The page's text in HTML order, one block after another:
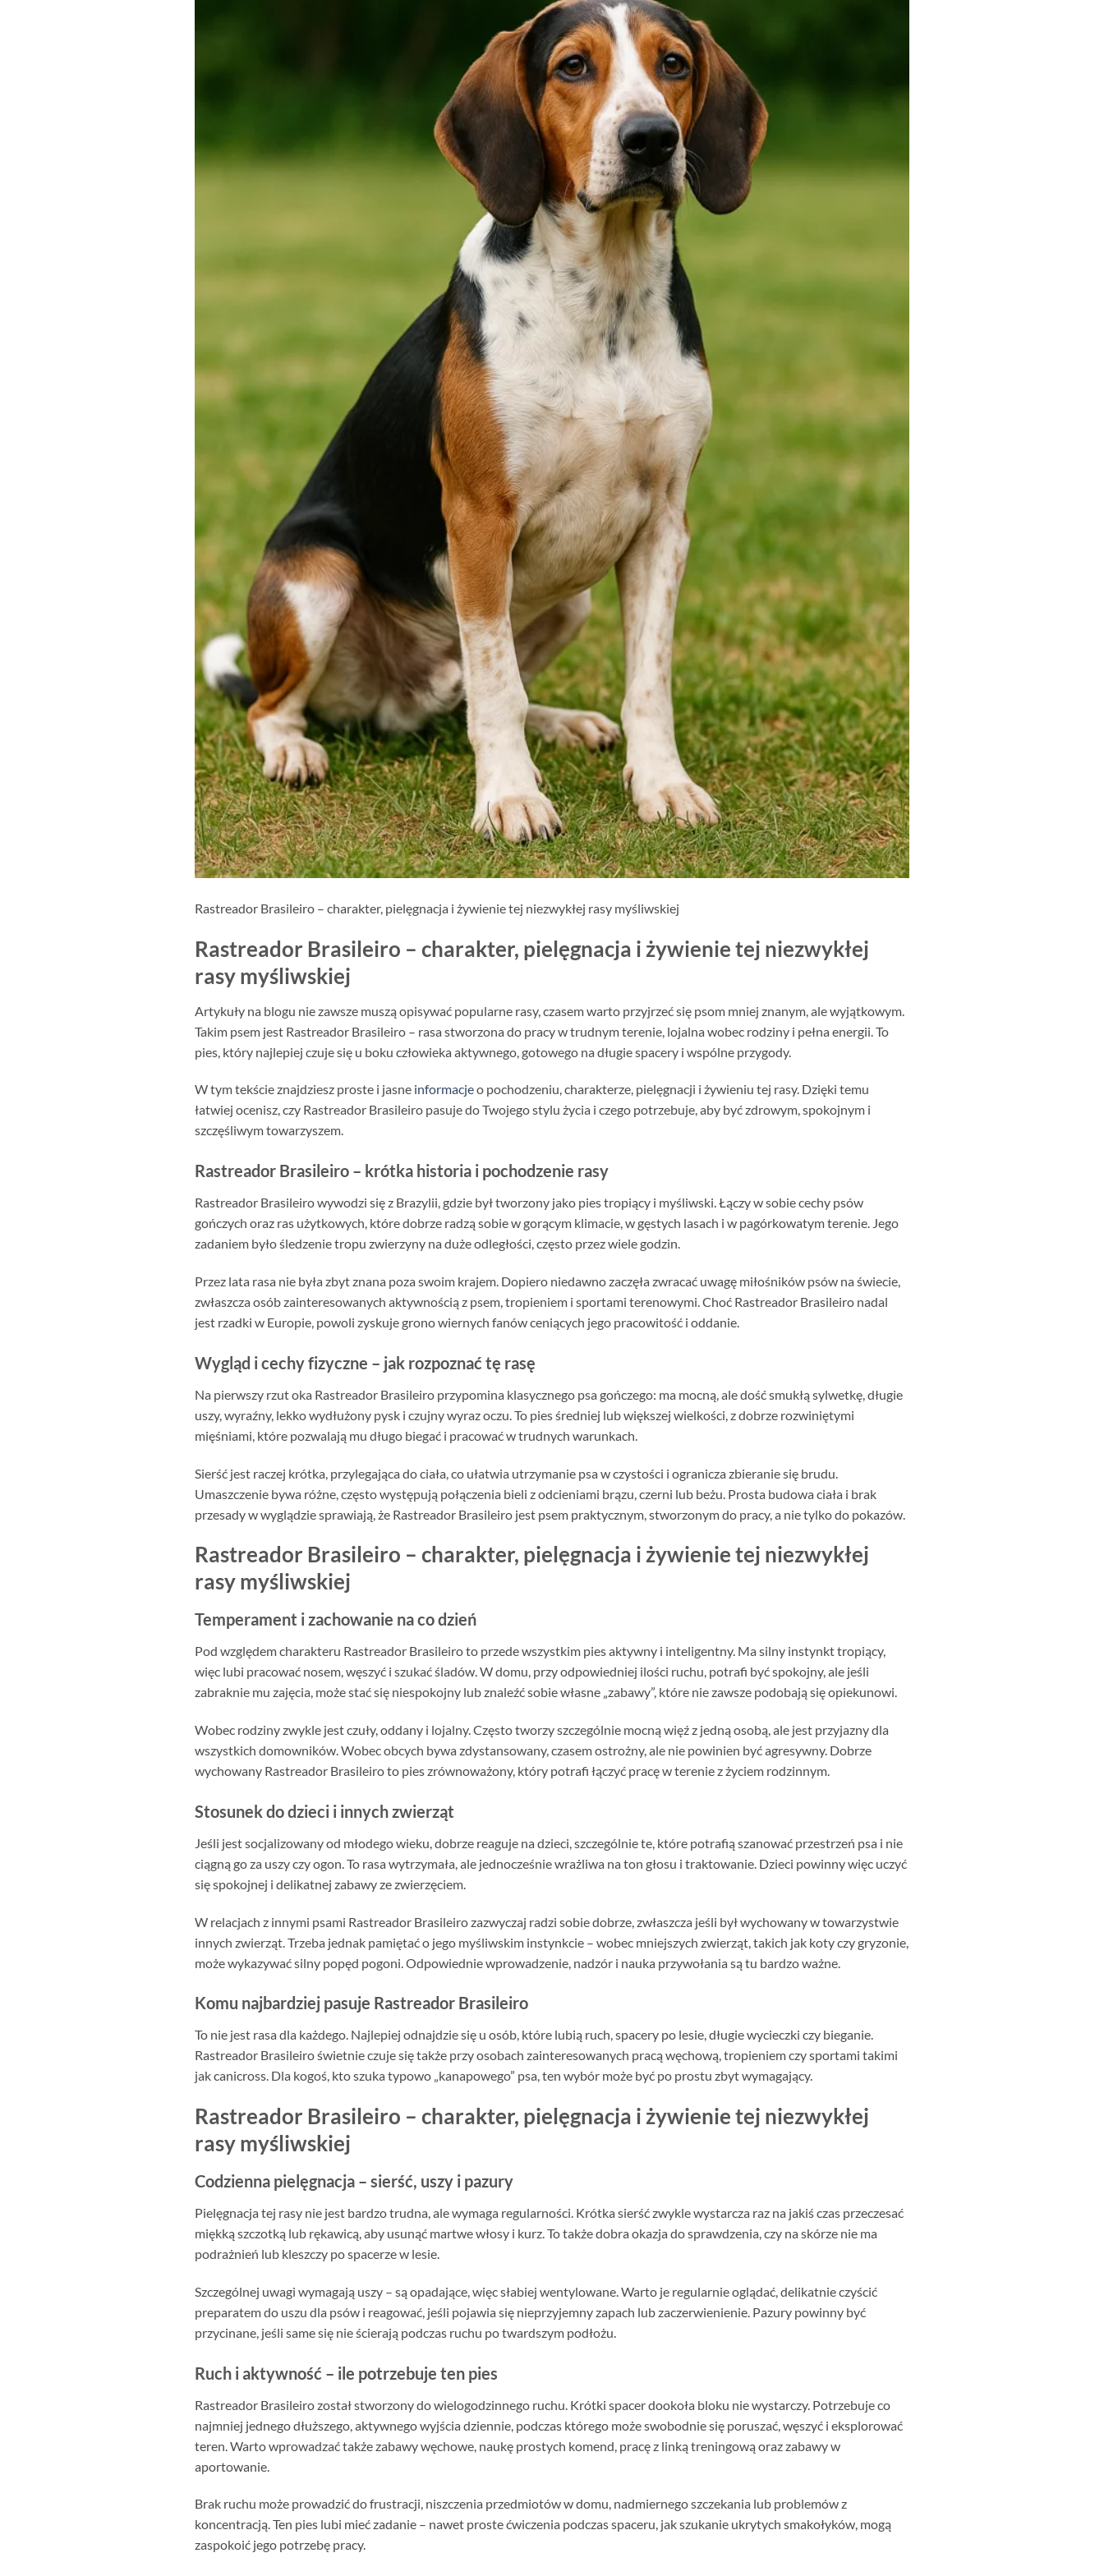
Rastreador Brasileiro – charakter, pielęgnacja i żywienie tej niezwykłej rasy myśliwskiej
Rastreador Brasileiro – charakter, pielęgnacja i żywienie tej niezwykłej
rasy myśliwskiej
Artykuły na blogu nie zawsze muszą opisywać popularne rasy, czasem warto przyjrzeć się psom mniej znanym, ale wyjątkowym.
Takim psem jest Rastreador Brasileiro – rasa stworzona do pracy w trudnym terenie, lojalna wobec rodziny i pełna energii. To
pies, który najlepiej czuje się u boku człowieka aktywnego, gotowego na długie spacery i wspólne przygody.
W tym tekście znajdziesz proste i jasne informacjeo pochodzeniu, charakterze, pielęgnacji i żywieniu tej rasy. Dzięki temu
łatwiej ocenisz, czy Rastreador Brasileiro pasuje do Twojego stylu życia i czego potrzebuje, aby być zdrowym, spokojnym i
szczęśliwym towarzyszem.
Rastreador Brasileiro – krótka historia i pochodzenie rasy
Rastreador Brasileiro wywodzi się z Brazylii, gdzie był tworzony jako pies tropiący i myśliwski. Łączy w sobie cechy psów
gończych oraz ras użytkowych, które dobrze radzą sobie w gorącym klimacie, w gęstych lasach i w pagórkowatym terenie. Jego
zadaniem było śledzenie tropu zwierzyny na duże odległości, często przez wiele godzin.
Przez lata rasa nie była zbyt znana poza swoim krajem. Dopiero niedawno zaczęła zwracać uwagę miłośników psów na świecie,
zwłaszcza osób zainteresowanych aktywnością z psem, tropieniem i sportami terenowymi. Choć Rastreador Brasileiro nadal
jest rzadki w Europie, powoli zyskuje grono wiernych fanów ceniących jego pracowitość i oddanie.
Wygląd i cechy fizyczne – jak rozpoznać tę rasę
Na pierwszy rzut oka Rastreador Brasileiro przypomina klasycznego psa gończego: ma mocną, ale dość smukłą sylwetkę, długie
uszy, wyraźny, lekko wydłużony pysk i czujny wyraz oczu. To pies średniej lub większej wielkości, z dobrze rozwiniętymi
mięśniami, które pozwalają mu długo biegać i pracować w trudnych warunkach.
Sierść jest raczej krótka, przylegająca do ciała, co ułatwia utrzymanie psa w czystości i ogranicza zbieranie się brudu.
Umaszczenie bywa różne, często występują połączenia bieli z odcieniami brązu, czerni lub beżu. Prosta budowa ciała i brak
przesady w wyglądzie sprawiają, że Rastreador Brasileiro jest psem praktycznym, stworzonym do pracy, a nie tylko do pokazów.
Rastreador Brasileiro – charakter, pielęgnacja i żywienie tej niezwykłej
rasy myśliwskiej
Temperament i zachowanie na co dzień
Pod względem charakteru Rastreador Brasileiro to przede wszystkim pies aktywny i inteligentny. Ma silny instynkt tropiący,
więc lubi pracować nosem, węszyć i szukać śladów. W domu, przy odpowiedniej ilości ruchu, potrafi być spokojny, ale jeśli
zabraknie mu zajęcia, może stać się niespokojny lub znaleźć sobie własne „zabawy”, które nie zawsze podobają się opiekunowi.
Wobec rodziny zwykle jest czuły, oddany i lojalny. Często tworzy szczególnie mocną więź z jedną osobą, ale jest przyjazny dla
wszystkich domowników. Wobec obcych bywa zdystansowany, czasem ostrożny, ale nie powinien być agresywny. Dobrze
wychowany Rastreador Brasileiro to pies zrównoważony, który potrafi łączyć pracę w terenie z życiem rodzinnym.
Stosunek do dzieci i innych zwierząt
Jeśli jest socjalizowany od młodego wieku, dobrze reaguje na dzieci, szczególnie te, które potrafią szanować przestrzeń psa i nie
ciągną go za uszy czy ogon. To rasa wytrzymała, ale jednocześnie wrażliwa na ton głosu i traktowanie. Dzieci powinny więc uczyć
się spokojnej i delikatnej zabawy ze zwierzęciem.
W relacjach z innymi psami Rastreador Brasileiro zazwyczaj radzi sobie dobrze, zwłaszcza jeśli był wychowany w towarzystwie
innych zwierząt. Trzeba jednak pamiętać o jego myśliwskim instynkcie – wobec mniejszych zwierząt, takich jak koty czy gryzonie,
może wykazywać silny popęd pogoni. Odpowiednie wprowadzenie, nadzór i nauka przywołania są tu bardzo ważne.
Komu najbardziej pasuje Rastreador Brasileiro
To nie jest rasa dla każdego. Najlepiej odnajdzie się u osób, które lubią ruch, spacery po lesie, długie wycieczki czy bieganie.
Rastreador Brasileiro świetnie czuje się także przy osobach zainteresowanych pracą węchową, tropieniem czy sportami takimi
jak canicross. Dla kogoś, kto szuka typowo „kanapowego” psa, ten wybór może być po prostu zbyt wymagający.
Rastreador Brasileiro – charakter, pielęgnacja i żywienie tej niezwykłej
rasy myśliwskiej
Codzienna pielęgnacja – sierść, uszy i pazury
Pielęgnacja tej rasy nie jest bardzo trudna, ale wymaga regularności. Krótka sierść zwykle wystarcza raz na jakiś czas przeczesać
miękką szczotką lub rękawicą, aby usunąć martwe włosy i kurz. To także dobra okazja do sprawdzenia, czy na skórze nie ma
podrażnień lub kleszczy po spacerze w lesie.
Szczególnej uwagi wymagają uszy – są opadające, więc słabiej wentylowane. Warto je regularnie oglądać, delikatnie czyścić
preparatem do uszu dla psów i reagować, jeśli pojawia się nieprzyjemny zapach lub zaczerwienienie. Pazury powinny być
przycinane, jeśli same się nie ścierają podczas ruchu po twardszym podłożu.
Ruch i aktywność – ile potrzebuje ten pies
Rastreador Brasileiro został stworzony do wielogodzinnego ruchu. Krótki spacer dookoła bloku nie wystarczy. Potrzebuje co
najmniej jednego dłuższego, aktywnego wyjścia dziennie, podczas którego może swobodnie się poruszać, węszyć i eksplorować
teren. Warto wprowadzać także zabawy węchowe, naukę prostych komend, pracę z linką treningową oraz zabawy w
aportowanie.
Brak ruchu może prowadzić do frustracji, niszczenia przedmiotów w domu, nadmiernego szczekania lub problemów z
koncentracją. Ten pies lubi mieć zadanie – nawet proste ćwiczenia podczas spaceru, jak szukanie ukrytych smakołyków, mogą
zaspokoić jego potrzebę pracy.